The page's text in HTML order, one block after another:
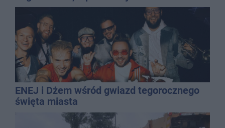
QEMETICA ARENA
ENEJ i Dżem wśród gwiazd tegorocznego
święta miasta